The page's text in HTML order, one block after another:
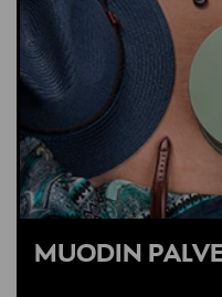
Avainsanat
nilkkurit, Chelsea
nahkakengät, miesten
MUODIN